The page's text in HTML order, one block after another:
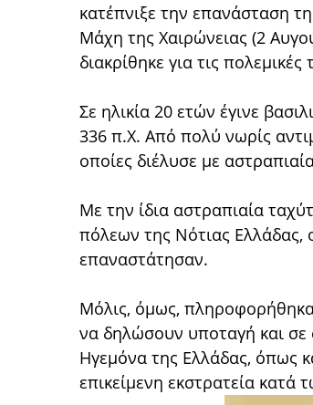
κατέπνιξε την επανάσταση
Μάχη της Χαιρώνειας (2
διακρίθηκε για τις πολεμικές
Σε ηλικία 20 ετών έγινε
336 π.Χ. Από πολύ νωρίς
οποίες διέλυσε με
Με την ίδια αστραπιαία
πόλεων της Νότιας Ελλάδας,
επαναστάτησαν.
Μόλις, όμως,
να δηλώσουν υποταγή και σε
Ηγεμόνα της Ελλάδας, όπως
επικείμενη εκστρατεία κατά